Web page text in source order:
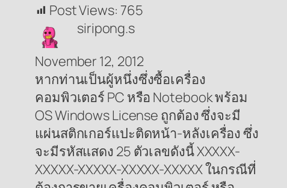
Post Views: 765
siripong.s
November 12, 2012
หากท่านเป็นผู้หนึ่งซึ่งซื้อเครื่อง
คอมพิวเตอร์ PC หรือ Notebook พร้อม
OS Windows License ถูกต้อง ซึ่งจะมี
แผ่นสติกเกอร์แปะติดหน้า-หลังเครื่อง ซึ่ง
จะมีรหัสแสดง 25 ตัวเลขดังนี้ XXXXX-
XXXXX-XXXXX-XXXXX-XXXXX ในกรณีที่